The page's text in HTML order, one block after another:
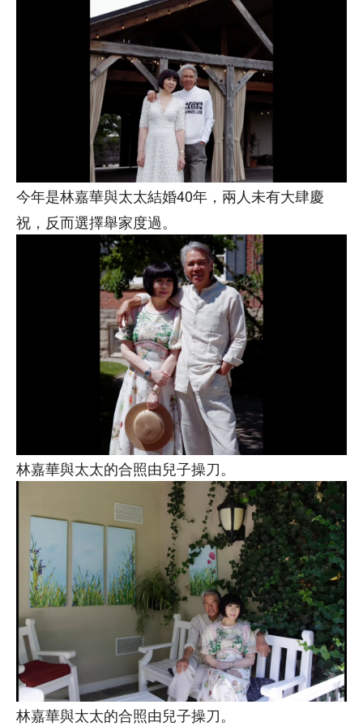
今年是林嘉華與太太結婚40年，兩人未有大肆慶
祝，反而選擇舉家度過。
林嘉華與太太的合照由兒子操刀。
林嘉華與太太的合照由兒子操刀。